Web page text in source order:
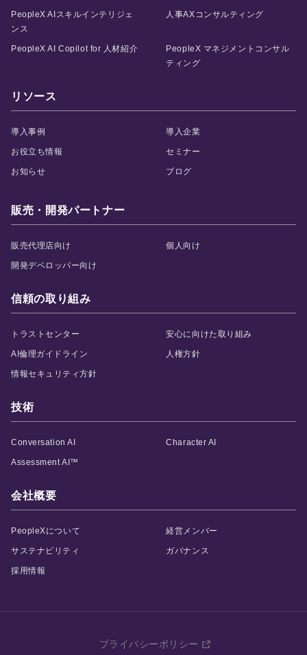
PeopleX AIスキルインテリジェ
ンス
人事AXコンサルティング
PeopleX AI Copilot for 人材紹介
PeopleX マネジメントコンサル
ティング
リソース
導入事例 導入企業
お役立ち情報 セミナー
お知らせ ブログ
販売・開発パートナー
販売代理店向け 個人向け
開発デベロッパー向け
信頼の取り組み
トラストセンター 安心に向けた取り組み
AI倫理ガイドライン 人権方針
情報セキュリティ方針
技術
Conversation AI Character AI
Assessment AI™
会社概要
PeopleXについて 経営メンバー
サステナビリティ ガバナンス
採用情報
プライバシーポリシー